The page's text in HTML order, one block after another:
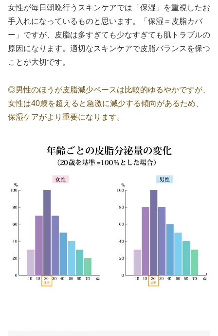
女性が毎日朝晩行うスキンケアでは「保湿」を重視したお
手入れになっているものと思います。「保湿＝皮脂カバ
ー」ですが、皮脂は多すぎても少なすぎても肌トラブルの
原因になります。適切なスキンケアで皮脂バランスを保つ
ことが大切です。
◎男性のほうが皮脂減少ペースは比較的ゆるやかですが、
女性は40歳を超えると急激に減少する傾向があるため、
保湿ケアがより重要になります。